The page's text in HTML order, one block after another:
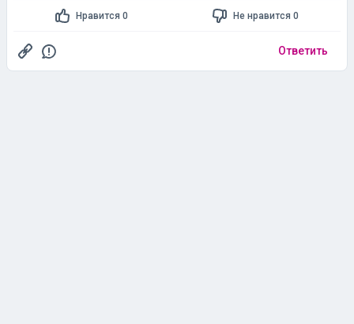
Нравится 0 Не нравится 0
Ответить